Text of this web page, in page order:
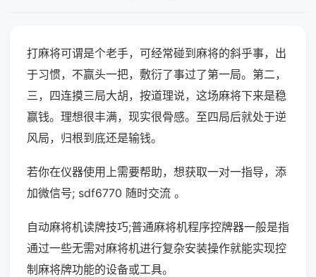
打麻将可谓是个老手，可经常碰到麻将的斜乎事，出
于习惯，不赢头一把，敷衍了事过了第一局。第二，
三，四连摸三局大胡，按道理说，这场麻将下来是稳
赢钱。理想很丰满，现实很骨感。至四局后就处于逆
风局，归根到底还是输钱。
若你在仪器使用上需要帮助，想获取一对一指导，添
加微信号; sdf6770 随时交流 。
自动麻将机读牌技巧;普通麻将机程序控牌器一般是指
通过一些无需对麻将机进行复杂安装操作就能实现控
制麻将牌功能的设备或工具。